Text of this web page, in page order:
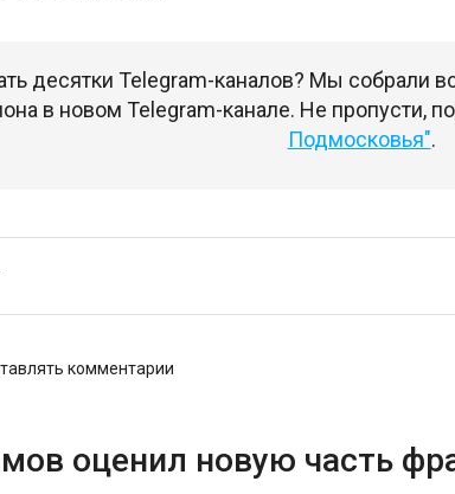
десятки Telegram-каналов? Мы собрали
в новом Telegram-канале. Не пропусти,
Подмосковья".
комментарии
оценил новую часть